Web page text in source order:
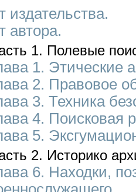
издательства.
автора.
1. Полевые
1. Этические
2. Правовое
3. Техника
4. Поисковая
5.
2. Историко
6. Находки,